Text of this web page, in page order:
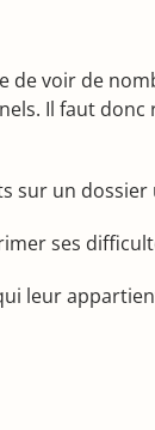
de voir de
Il faut
sur un dossier
ses
leur